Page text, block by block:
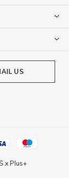
US
xPlus+